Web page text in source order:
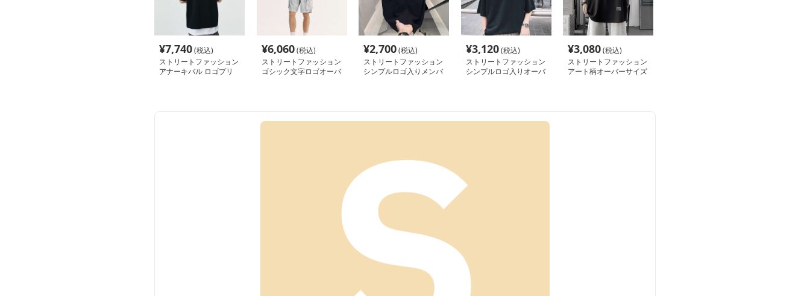
¥7,740(税込)
ストリートファッション
アナーキバル ロゴプリ
¥6,060(税込)
ストリートファッション
ゴシック文字ロゴオーバ
¥2,700(税込)
ストリートファッション
シンプルロゴ入りメンバ
¥3,120(税込)
ストリートファッション
シンプルロゴ入りオーバ
¥3,080(税込)
ストリートファッション
アート柄オーバーサイズ